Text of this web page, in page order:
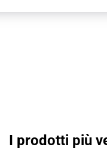
I prodotti più